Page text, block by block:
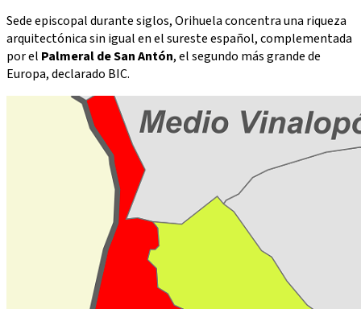
Sede episcopal durante siglos, Orihuela concentra una riqueza
arquitectónica sin igual en el sureste español, complementada
por el Palmeral de San Antón, el segundo más grande de
Europa, declarado BIC.